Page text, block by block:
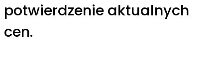
potwierdzenie aktualnych
cen.